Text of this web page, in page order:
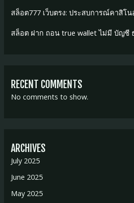
สล็อต777 เว็บตรง: ประสบการณ์คาสิโ
สล็อต ฝาก ถอน true wallet ไม่มี บัญชี
RECENT COMMENTS
No comments to show.
ARCHIVES
July 2025
June 2025
May 2025